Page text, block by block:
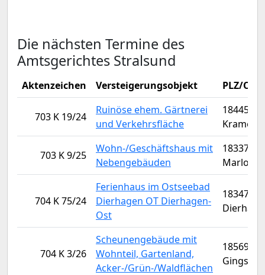
Die nächsten Termine des
Amtsgerichtes Stralsund
Aktenzeichen Versteigerungsobjekt PLZ/Ort
703 K 19/24
Ruinöse ehem. Gärtnerei
und Verkehrsfläche
18445
703 K 9/25
Wohn-/Geschäftshaus mit
Nebengebäuden
18337
Marlow
704 K 75/24
Ferienhaus im Ostseebad
Dierhagen OT Dierhagen-
Ost
18347
704 K 3/26
Scheunengebäude mit
Wohnteil, Gartenland,
Acker-/Grün-/Waldflächen
18569
Gingst